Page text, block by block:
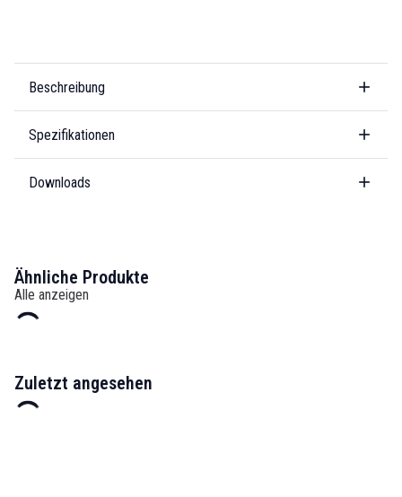
Beschreibung
Spezifikationen
Downloads
Ähnliche Produkte
Alle anzeigen
Zuletzt angesehen